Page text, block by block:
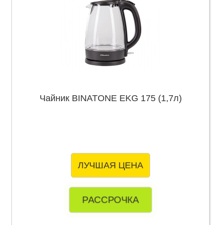
Чайник BINATONE EKG 175 (1,7л)
ЛУЧШАЯ ЦЕНА
РАССРОЧКА